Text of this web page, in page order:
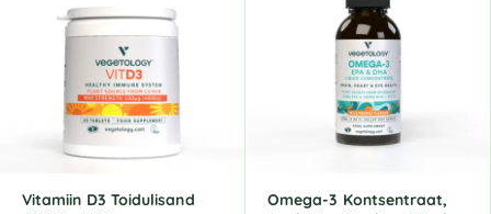
Vitamiin D3 Toidulisand
Omega-3 Kontsentraat,